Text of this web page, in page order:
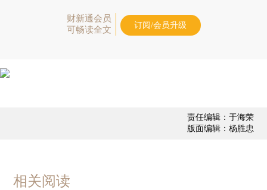
财新通会员
可畅读全文
订阅/会员升级
责任编辑：于海荣
版面编辑：杨胜忠
相关阅读